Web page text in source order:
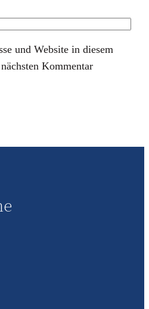
und Website in diesem
Kommentar